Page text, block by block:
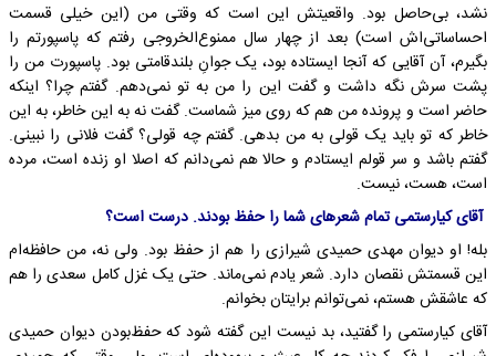
نشد، بی‌حاصل بود. واقعیتش این است که وقتی من (این خیلی قسمت
احساساتی‌اش است) بعد از چهار سال ممنوع‌الخروجی رفتم که پاسپورتم را
بگیرم، آن آقایی که آنجا ایستاده بود، یک جوانِ بلندقامتی بود. پاسپورت من را
پشت سرش نگه داشت و گفت این را من به تو نمی‌دهم. گفتم چرا؟ اینکه
حاضر است و پرونده من هم که روی میز شماست. گفت نه به این خاطر، به این
خاطر که تو باید یک قولی به من بدهی. گفتم چه قولی؟ گفت فلانی را نبینی.
گفتم باشد و سر قولم ایستادم و حالا هم نمی‌دانم که اصلا او زنده است، مرده
است، هست، نیست.
آقای کیارستمی تمام شعرهای شما را حفظ بودند. درست است؟
بله! او دیوان مهدی حمیدی شیرازی را هم از حفظ بود. ولی نه، من حافظه‌ام
این قسمتش نقصان دارد. شعر یادم نمی‌ماند. حتی یک غزل کامل سعدی را هم
که عاشقش هستم، نمی‌توانم برایتان بخوانم.
آقای کیارستمی را گفتید، بد نیست این گفته شود که حفظ‌بودن دیوان حمیدی